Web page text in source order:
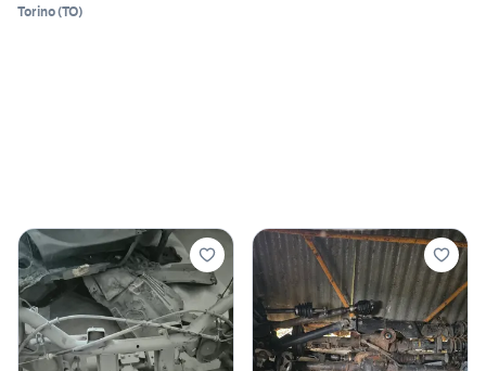
Torino(TO)